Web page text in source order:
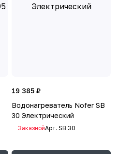
19 385 ₽
Водонагреватель Nofer SB
30 Электрический
ЗаказнойАрт. SB 30